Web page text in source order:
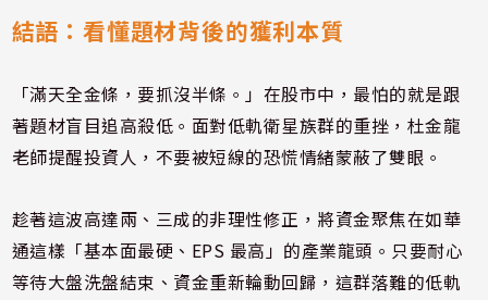
結語：看懂題材背後的獲利本質
「滿天全金條，要抓沒半條。」在股市中，最怕的就是跟
著題材盲目追高殺低。面對低軌衛星族群的重挫，杜金龍
老師提醒投資人，不要被短線的恐慌情緒蒙蔽了雙眼。
趁著這波高達兩、三成的非理性修正，將資金聚焦在如華
通這樣「基本面最硬、EPS 最高」的產業龍頭。只要耐心
等待大盤洗盤結束、資金重新輪動回歸，這群落難的低軌